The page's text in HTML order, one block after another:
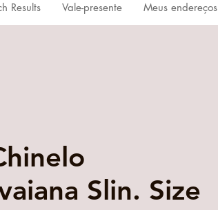
Results Vale-presente Meus endereços
Slin. Size